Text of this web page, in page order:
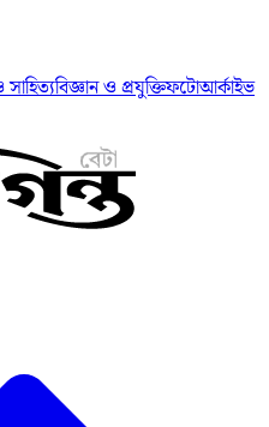
সাহিত্যবিজ্ঞান ও প্রযুক্তিফটোআর্কাইভ